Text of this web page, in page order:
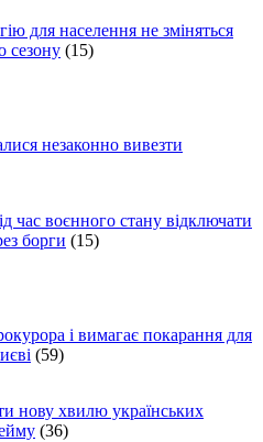
для населення не зміняться
сезону (15)
незаконно вивезти
час воєнного стану відключати
борги (15)
і вимагає покарання для
(59)
нову хвилю українських
(36)